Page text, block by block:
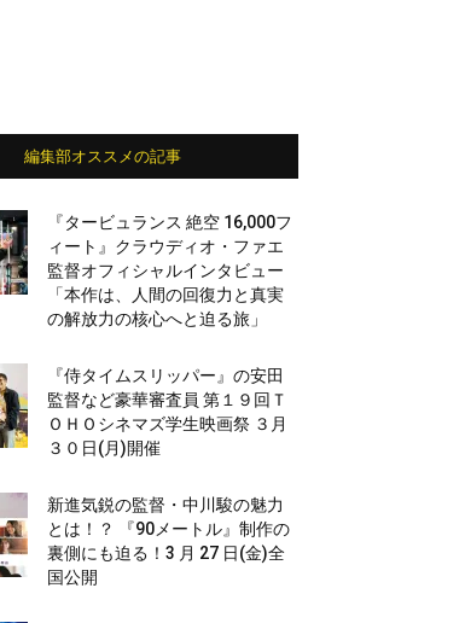
編集部オススメの記事
『タービュランス 絶空 16,000フ
ィート』クラウディオ・ファエ
監督オフィシャルインタビュー
「本作は、人間の回復力と真実
の解放力の核心へと迫る旅」
『侍タイムスリッパー』の安田
監督など豪華審査員 第１９回Ｔ
ＯＨＯシネマズ学生映画祭 ３月
３０日(月)開催
新進気鋭の監督・中川駿の魅力
とは！？ 『90メートル』制作の
裏側にも迫る！3 月 27 日(金)全
国公開